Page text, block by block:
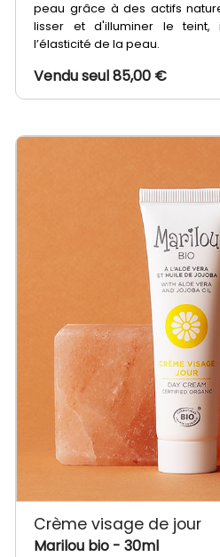
peau grâce à des actifs
lisser et d'illuminer le
l’élasticité de la peau.
Vendu seul 85,00 €
Crème visage de jour
Marilou bio - 30ml